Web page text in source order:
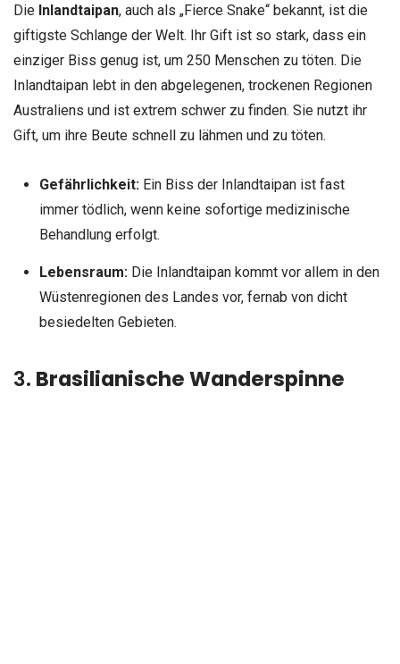
Die Inlandtaipan, auch als „Fierce Snake“ bekannt, ist die
giftigste Schlange der Welt. Ihr Gift ist so stark, dass ein
einziger Biss genug ist, um 250 Menschen zu töten. Die
Inlandtaipan lebt in den abgelegenen, trockenen Regionen
Australiens und ist extrem schwer zu finden. Sie nutzt ihr
Gift, um ihre Beute schnell zu lähmen und zu töten.
Gefährlichkeit:Ein Biss der Inlandtaipan ist fast
immer tödlich, wenn keine sofortige medizinische
Behandlung erfolgt.
Lebensraum:Die Inlandtaipan kommt vor allem in den
Wüstenregionen des Landes vor, fernab von dicht
besiedelten Gebieten.
3. Brasilianische Wanderspinne